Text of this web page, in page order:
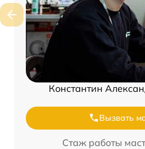
Константин
Вызвать
Стаж работы